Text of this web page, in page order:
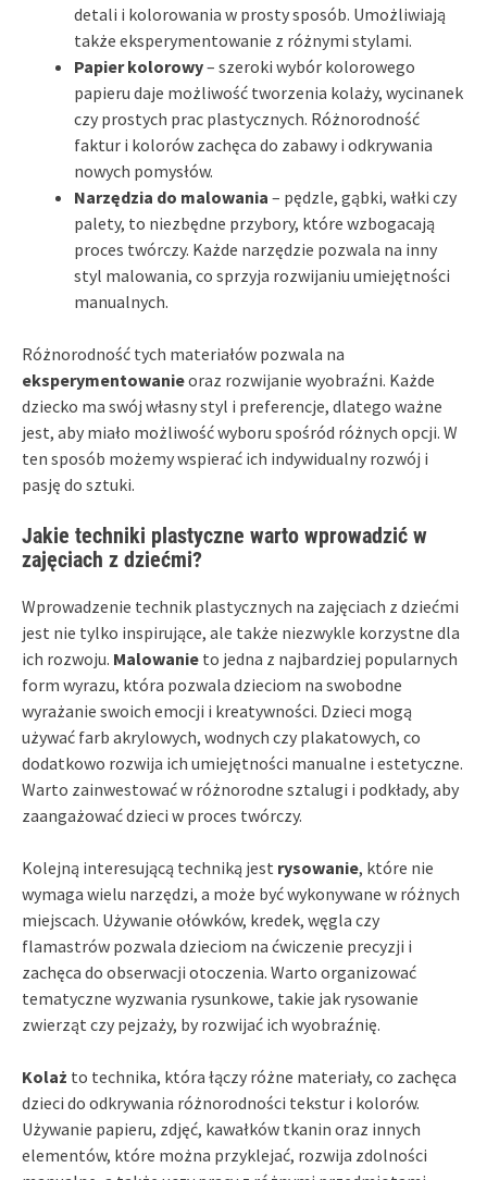
detali i kolorowania w prosty sposób. Umożliwiają
także eksperymentowanie z różnymi stylami.
Papier kolorowy– szeroki wybór kolorowego
papieru daje możliwość tworzenia kolaży, wycinanek
czy prostych prac plastycznych. Różnorodność
faktur i kolorów zachęca do zabawy i odkrywania
nowych pomysłów.
Narzędzia do malowania – pędzle, gąbki, wałki czy
palety, to niezbędne przybory, które wzbogacają
proces twórczy. Każde narzędzie pozwala na inny
styl malowania, co sprzyja rozwijaniu umiejętności
manualnych.
Różnorodność tych materiałów pozwala na
eksperymentowanieoraz rozwijanie wyobraźni. Każde
dziecko ma swój własny styl i preferencje, dlatego ważne
jest, aby miało możliwość wyboru spośród różnych opcji. W
ten sposób możemy wspierać ich indywidualny rozwój i
pasję do sztuki.
Jakie techniki plastyczne warto wprowadzić w
zajęciach z dziećmi?
Wprowadzenie technik plastycznych na zajęciach z dziećmi
jest nie tylko inspirujące, ale także niezwykle korzystne dla
ich rozwoju. Malowanie to jedna z najbardziej popularnych
form wyrazu, która pozwala dzieciom na swobodne
wyrażanie swoich emocji i kreatywności. Dzieci mogą
używać farb akrylowych, wodnych czy plakatowych, co
dodatkowo rozwija ich umiejętności manualne i estetyczne.
Warto zainwestować w różnorodne sztalugi i podkłady, aby
zaangażować dzieci w proces twórczy.
Kolejną interesującą techniką jest rysowanie, które nie
wymaga wielu narzędzi, a może być wykonywane w różnych
miejscach. Używanie ołówków, kredek, węgla czy
flamastrów pozwala dzieciom na ćwiczenie precyzji i
zachęca do obserwacji otoczenia. Warto organizować
tematyczne wyzwania rysunkowe, takie jak rysowanie
zwierząt czy pejzaży, by rozwijać ich wyobraźnię.
Kolaż to technika, która łączy różne materiały, co zachęca
dzieci do odkrywania różnorodności tekstur i kolorów.
Używanie papieru, zdjęć, kawałków tkanin oraz innych
elementów, które można przyklejać, rozwija zdolności